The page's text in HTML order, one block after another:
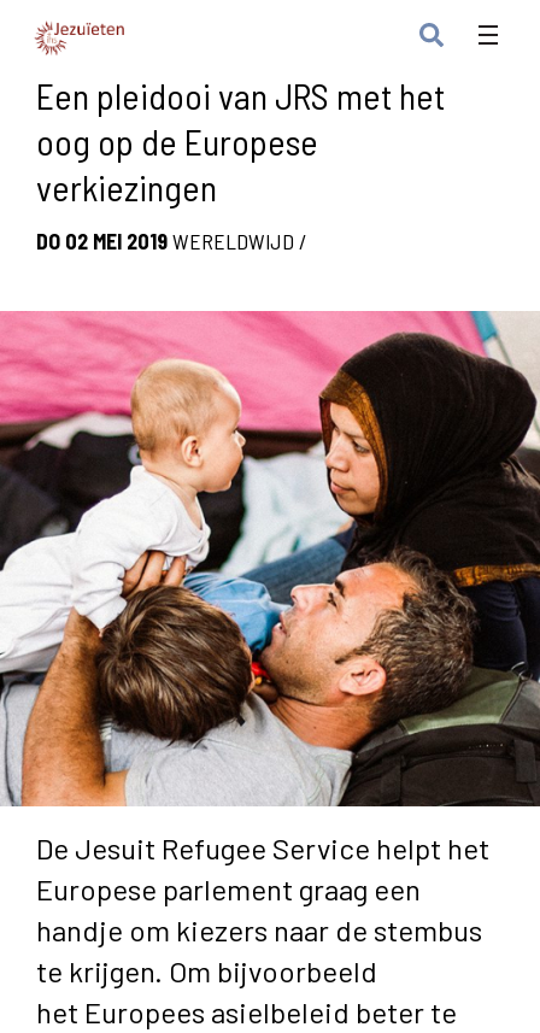
Een pleidooi van JRS met het
oog op de Europese
verkiezingen
DO 02 MEI 2019WERELDWIJD /
De Jesuit Refugee Service helpt het
Europese parlement graag een
handje om kiezers naar de stembus
te krijgen. Om bijvoorbeeld
het Europees asielbeleid beter te